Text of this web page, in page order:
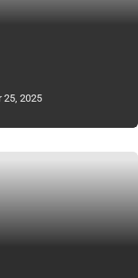
25, 2025